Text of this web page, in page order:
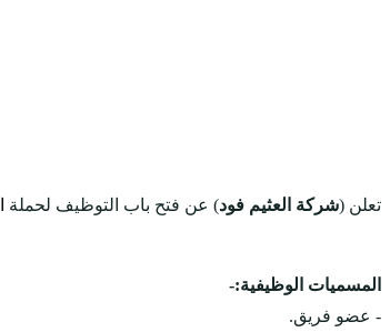
تعلن (شركة العثيم فود) عن فتح باب التوظيف لحملة
المسميات الوظيفية:-
- عضو فريق.